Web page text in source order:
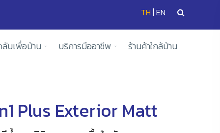
TH |EN
ลับเพื่อบ้าน บริการมืออาชีพ ร้านค้าใกล้บ้าน
Plus Exterior Matt